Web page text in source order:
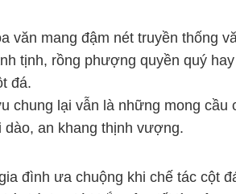
văn mang đậm nét truyền thống
tịnh, rồng phượng quyền quý
đá.
chung lại vẫn là những mong cầu
an khang thịnh vượng.
đình ưa chuộng khi chế tác cột